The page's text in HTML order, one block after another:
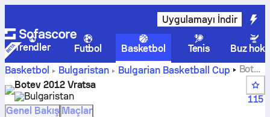
Uygulamayı İndir
Trendler Futbol Basketbol Tenis
Buz
Basketbol
Bulgaristan Bulgarian Basketball Cup
Botev
2012 Vratsa skorları, puan durumu, takvimi ve oyuncuları
Botev 2012 Vratsa
Bulgaristan
115
Genel Bakış Maçlar